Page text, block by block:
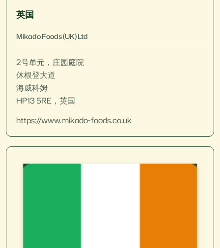
英国
Mikado Foods (UK) Ltd
2号单元，庄园庭院
休根登大道
海威科姆
HP13 5RE，英国
https://www.mikado-foods.co.uk